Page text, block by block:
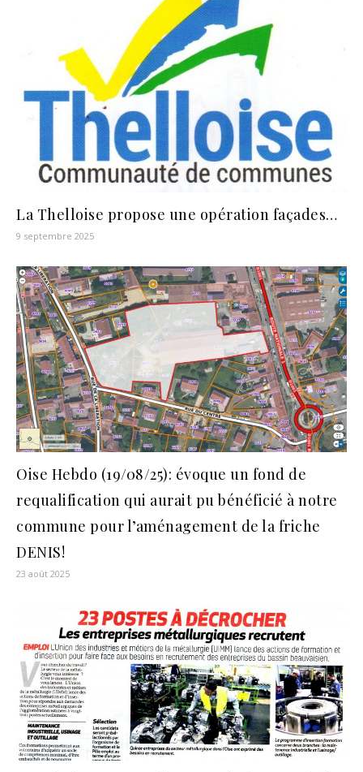
La Thelloise propose une opération façades…
9 septembre 2025
Oise Hebdo (19/08/25): évoque un fond de
requalification qui aurait pu bénéficié à notre
commune pour l’aménagement de la friche
DENIS!
23 août 2025